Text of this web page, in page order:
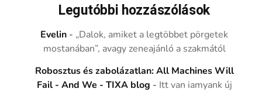
Legutóbbi hozzászólások
Evelin - „Dalok, amiket a legtöbbet pörgetek
mostanában”, avagy zeneajánló a szakmától
Robosztus és zabolázatlan: All Machines Will
Fail - And We - TIXA blog - Itt van iamyank új